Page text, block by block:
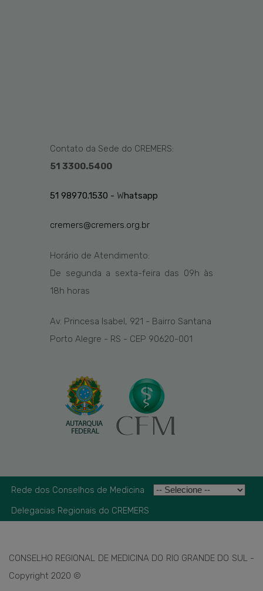
Contato da Sede do CREMERS:
51 3300.5400
51 98970.1530 - Whatsapp
cremers@cremers.org.br
Horário de Atendimento:
De segunda a sexta-feira das 09h às
18h horas
Av. Princesa Isabel, 921 - Bairro Santana
Porto Alegre - RS - CEP 90620-001
Rede dos Conselhos de Medicina
Delegacias Regionais do CREMERS
CONSELHO REGIONAL DE MEDICINA DO RIO GRANDE DO SUL -
Copyright 2020 ©